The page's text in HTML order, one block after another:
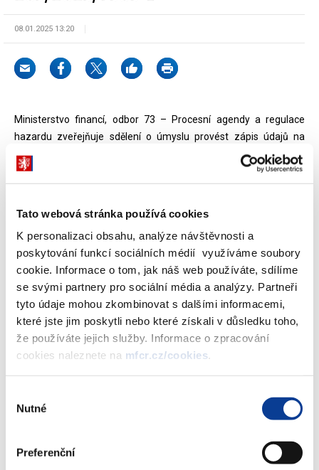
Tato webová stránka používá cookies
K personalizaci obsahu, analýze návštěvnosti a
poskytování funkcí sociálních médií využíváme soubory
cookie. Informace o tom, jak náš web používáte, sdílíme
se svými partnery pro sociální média a analýzy. Partneři
tyto údaje mohou zkombinovat s dalšími informacemi,
které jste jim poskytli nebo které získali v důsledku toho,
že používáte jejich služby. Informace o zpracování
cookies naleznete na mfcr.cz/cookies.
souhlasu
Nutné
Preferenční
08.01.2025 13:20
Ministerstvo financí, odbor 73 – Procesní agendy a regulace
hazardu zveřejňuje sdělení o úmyslu provést zápis údajů na
Seznam nepovolených internetových her.
Dokumenty ke stažení
Sdělení o úmyslu provést zápis na
Seznam nepovolených internetových
her č. j. MF-265/2025/7303-1
(265 kB)
Stáhnout vybrané (0)